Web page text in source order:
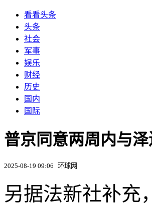
看看头条
头条
社会
军事
娱乐
财经
历史
国内
国际
普京同意两周内与
2025-08-19 09:06 环球网
另据法新社补充